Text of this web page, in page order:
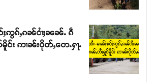
ၢင်ၸႂ်ၵူၼ်းမိူင်း ၵူႈတီႈၵူႈလႅၼ်ပေႃးတေၸွ
ႈၾႃႉၼၼ်ႉ ၶဝ်ႈႁူမ်ႈၵမ်ႉထႅမ် ၸုမ်းၶၢ
ၽူႈတွႆႇႁွၵ်ႈ လႆႈယူႇၶႃႈဢေႃႈ။
ႈဢွၵ်ႇၵၼ်ငၢႆႈၼၼ်ႉ ၵဵ
င်း ဢၢၼ်းပိုတ်ႇတေႉႁႃႉ